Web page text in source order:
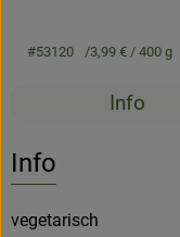
#53120 3,99 €/ 400 g
Info
Info
vegetarisch